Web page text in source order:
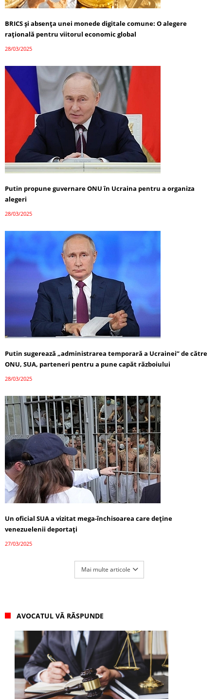
BRICS și absența unei monede digitale comune: O alegere
rațională pentru viitorul economic global
28/03/2025
Putin propune guvernare ONU în Ucraina pentru a organiza
alegeri
28/03/2025
Putin sugerează „administrarea temporară a Ucrainei” de către
ONU, SUA, parteneri pentru a pune capăt războiului
28/03/2025
Un oficial SUA a vizitat mega-închisoarea care deține
venezuelenii deportați
27/03/2025
Mai multe articole
AVOCATUL VĂ RĂSPUNDE